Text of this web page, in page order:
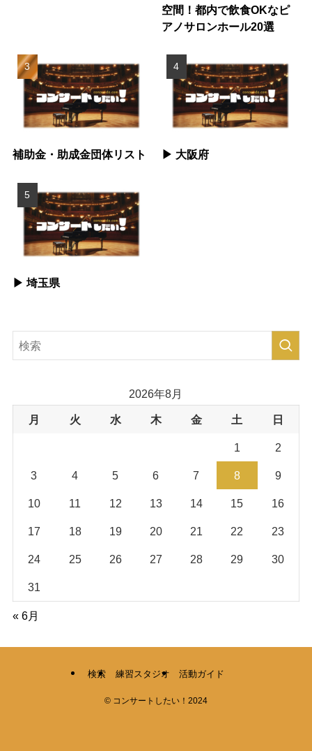
空間！都内で飲食OKなピ
アノサロンホール20選
補助金・助成金団体リスト ▶︎ 大阪府
▶︎ 埼玉県
2026年8月
月 火 水 木 金 土 日
1 2
3 4 5 6 7 8 9
10 11 12 13 14 15 16
17 18 19 20 21 22 23
24 25 26 27 28 29 30
31
« 6月
検索 練習スタジオ 活動ガイド
© コンサートしたい！2024